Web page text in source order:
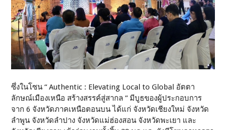
ซึ่งในโซน “ Authentic : Elevating Local to Global อัตตา
ลักษณ์เมืองเหนือ สร้างสรรค์สู่สากล ” มีบูธของผู้ประกอบการ
จาก 6 จังหวัดภาคเหนือตอนบน ได้แก่ จังหวัดเชียงใหม่ จังหวัด
ลำพูน จังหวัดลำปาง จังหวัดแม่ฮ่องสอน จังหวัดพะเยา และ